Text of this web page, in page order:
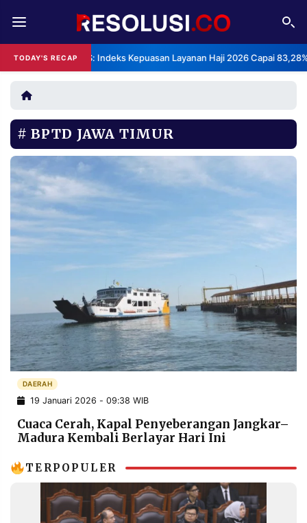
TODAY'S RECAPBPS: Indeks Kepuasan Layanan Haji 2026 Capai
REDAKSI TENTANG
RESOLUSI IKLAN
RUBRIKASI
EDITORIAL AKSARA
FINANSIA PERSONA
DAERAH
MANCA
PRIVACY
POLICY
BERITA
WARGA
INFORMASI
IKLAN
KIRIM
TULISAN
PENGADUAN
SERVICE
KAMI
BPTD JAWA TIMUR
DAERAH
19 Januari 2026 - 09:38 WIB
Cuaca Cerah, Kapal Penyeberangan Jangkar–
Madura Kembali Berlayar Hari Ini
TERPOPULER